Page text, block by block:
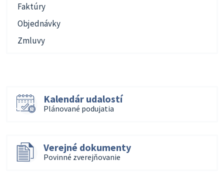
Faktúry
Objednávky
Zmluvy
Kalendár udalostí
Plánované podujatia
Verejné dokumenty
Povinné zverejňovanie